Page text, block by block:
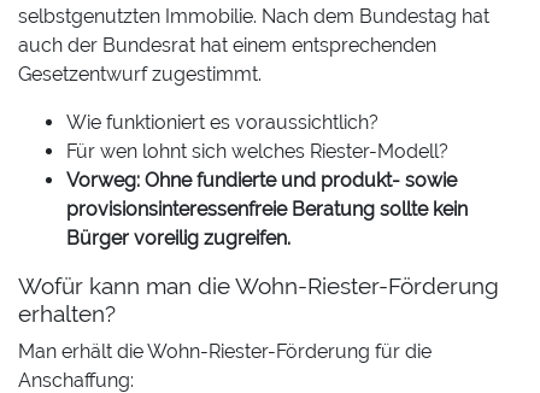
selbstgenutzten Immobilie. Nach dem Bundestag hat
auch der Bundesrat hat einem entsprechenden
Gesetzentwurf zugestimmt.
Wie funktioniert es voraussichtlich?
Für wen lohnt sich welches Riester-Modell?
Vorweg: Ohne fundierte und produkt- sowie
provisionsinteressenfreie Beratung sollte kein
Bürger voreilig zugreifen.
Wofür kann man die Wohn-Riester-Förderung
erhalten?
Man erhält die Wohn-Riester-Förderung für die
Anschaffung: